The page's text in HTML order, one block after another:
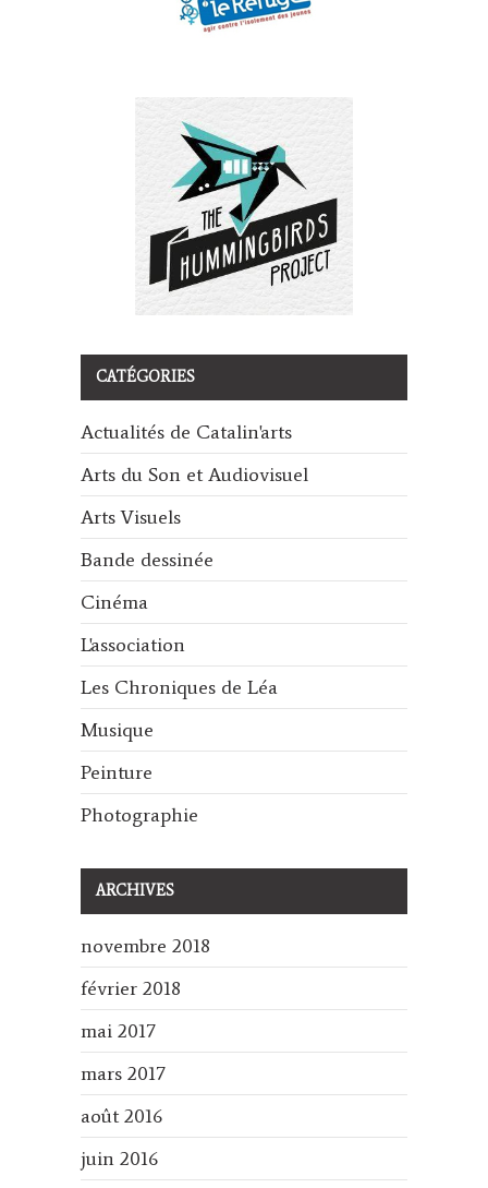
CATÉGORIES
Actualités de Catalin'arts
Arts du Son et Audiovisuel
Arts Visuels
Bande dessinée
Cinéma
L'association
Les Chroniques de Léa
Musique
Peinture
Photographie
ARCHIVES
novembre 2018
février 2018
mai 2017
mars 2017
août 2016
juin 2016